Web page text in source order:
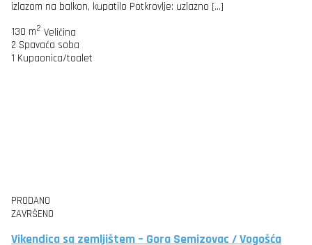
izlazom na balkon, kupatilo Potkrovlje: uzlazno […]
130 m2 Veličina
2 Spavaća soba
1 Kupaonica/toalet
PRODANO
ZAVRŠENO
Vikendica sa zemljištem – Gora Semizovac / Vogošća